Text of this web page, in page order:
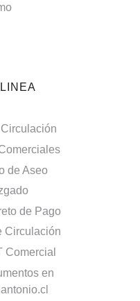
de Aseo
de Pago
Circulación
Comercial
en